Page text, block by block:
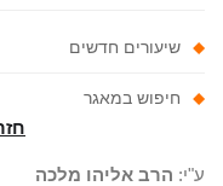
שיעורים חדשים
חיפוש במאגר
הרב אליהו מלכה